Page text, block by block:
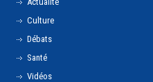
Culture
Débats
Santé
Vidéos